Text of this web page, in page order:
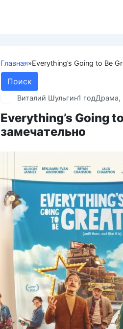
Главная»Everything’s Going to Be
Виталий Шульгин1 годДрама,
Everything’s Going
замечательно
Поиск